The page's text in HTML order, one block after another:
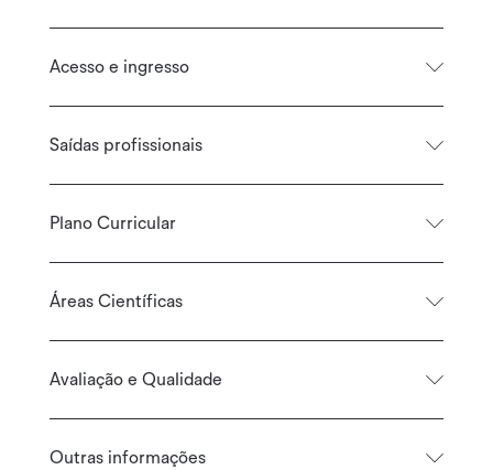
Acesso e ingresso
Saídas profissionais
Plano Curricular
Áreas Científicas
Avaliação e Qualidade
Outras informações